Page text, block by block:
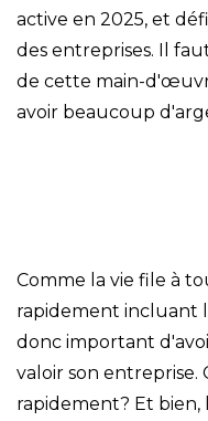
active en 2025, et
des entreprises. Il
de cette main-
avoir beaucoup
Comme la vie file à
rapidement incluant
donc important
valoir son
rapidement? Et bien,